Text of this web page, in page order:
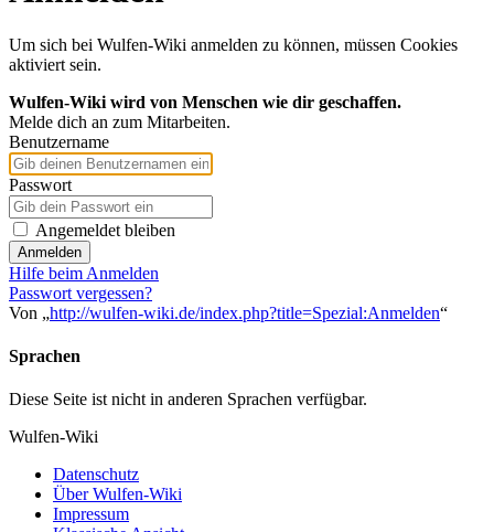
Um sich bei Wulfen-Wiki anmelden zu können, müssen Cookies
aktiviert sein.
Wulfen-Wiki wird von Menschen wie dir geschaffen.
Melde dich an zum Mitarbeiten.
Benutzername
Passwort
Angemeldet bleiben
Anmelden
Hilfe beim Anmelden
Passwort vergessen?
Von „http://wulfen-wiki.de/index.php?title=Spezial:Anmelden“
Sprachen
Diese Seite ist nicht in anderen Sprachen verfügbar.
Wulfen-Wiki
Datenschutz
Über Wulfen-Wiki
Impressum